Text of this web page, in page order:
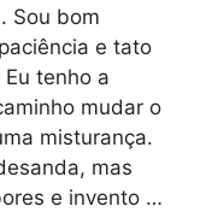
Sou bom
e tato
tenho a
mudar o
misturança.
mas
e invento …